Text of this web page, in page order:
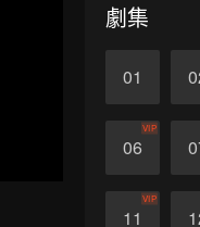
劇集
01
06
VIP
11
VIP